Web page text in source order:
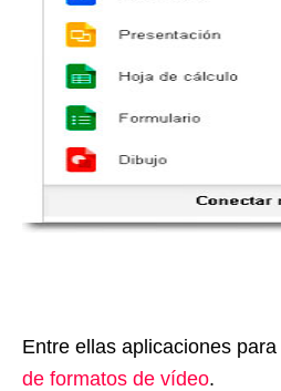
Entre ellas aplicaciones para
de formatos de vídeo.